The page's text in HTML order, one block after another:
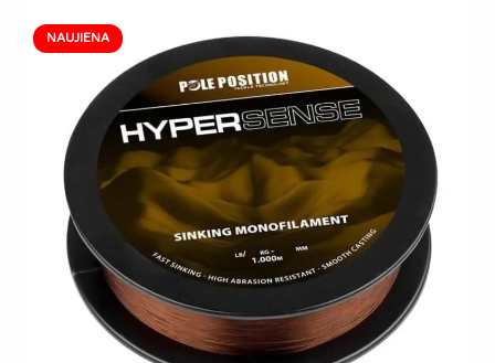
may
be
chosen
on
the
product
page